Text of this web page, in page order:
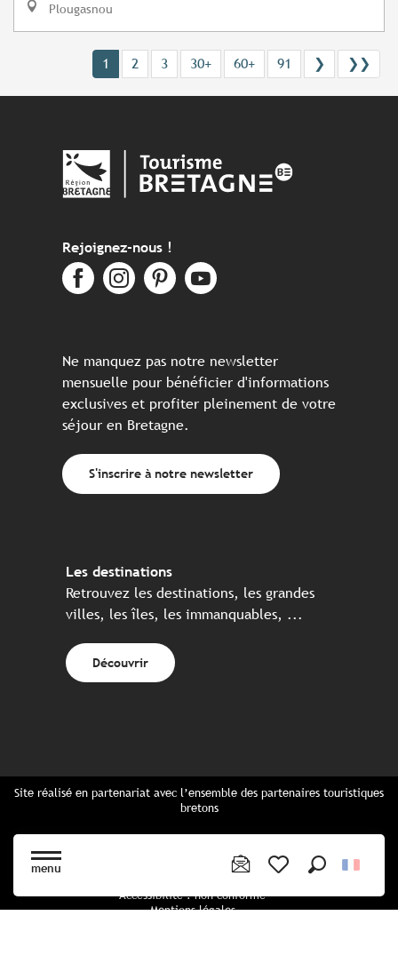
menu
Plougasnou
1 2 3 30+ 60+ 91 ❯ ❯❯
Rejoignez-nous !
Ne manquez pas notre newsletter
mensuelle pour bénéficier d'informations
exclusives et profiter pleinement de votre
séjour en Bretagne.
S'inscrire à notre newsletter
Les destinations
Retrouvez les destinations, les grandes
villes, les îles, les immanquables, ...
Découvrir
Site réalisé en partenariat avec l’ensemble des partenaires touristiques
bretons
Cartes Bretagne & brochures
Accessibilité : non conforme
Mentions légales